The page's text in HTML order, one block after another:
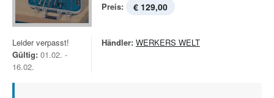
Preis: € 129,00
Leider verpasst!
Gültig: 01.02. -
16.02.
Händler: WERKERS WELT